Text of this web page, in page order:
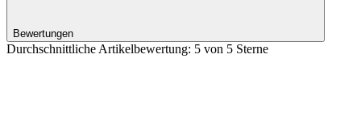
Bewertungen
Durchschnittliche Artikelbewertung: 5 von 5 Sterne